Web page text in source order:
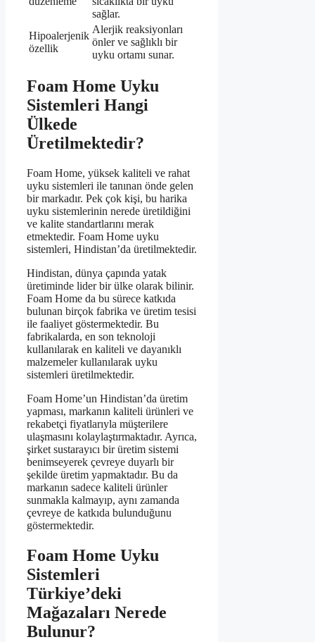
sağlar.
Hipoalerjenik
özellik
Alerjik reaksiyonları
önler ve sağlıklı bir
uyku ortamı sunar.
Foam Home Uyku
Sistemleri Hangi
Ülkede
Üretilmektedir?
Foam Home, yüksek kaliteli ve rahat
uyku sistemleri ile tanınan önde gelen
bir markadır. Pek çok kişi, bu harika
uyku sistemlerinin nerede üretildiğini
ve kalite standartlarını merak
etmektedir. Foam Home uyku
sistemleri, Hindistan’da üretilmektedir.
Hindistan, dünya çapında yatak
üretiminde lider bir ülke olarak bilinir.
Foam Home da bu sürece katkıda
bulunan birçok fabrika ve üretim tesisi
ile faaliyet göstermektedir. Bu
fabrikalarda, en son teknoloji
kullanılarak en kaliteli ve dayanıklı
malzemeler kullanılarak uyku
sistemleri üretilmektedir.
Foam Home’un Hindistan’da üretim
yapması, markanın kaliteli ürünleri ve
rekabetçi fiyatlarıyla müşterilere
ulaşmasını kolaylaştırmaktadır. Ayrıca,
şirket sustarayıcı bir üretim sistemi
benimseyerek çevreye duyarlı bir
şekilde üretim yapmaktadır. Bu da
markanın sadece kaliteli ürünler
sunmakla kalmayıp, aynı zamanda
çevreye de katkıda bulunduğunu
göstermektedir.
Foam Home Uyku
Sistemleri
Türkiye’deki
Mağazaları Nerede
Bulunur?